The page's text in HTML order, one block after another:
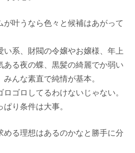
が叶うなら色々と候補はあがって
い系、財閥の令嬢やお嬢様、年上
ある夜の蝶、黒髪の綺麗でか弱い
んな素直で純情が基本。
ゴロしてるわけないじゃない。
り条件は大事。
める理想はあるのかなと勝手に分